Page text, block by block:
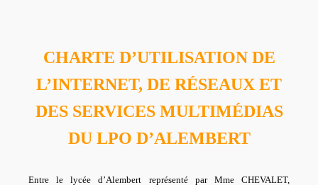
CHARTE D’UTILISATION DE
L’INTERNET, DE RÉSEAUX ET
DES SERVICES MULTIMÉDIAS
DU LPO D’ALEMBERT
Entre le lycée d’Alembert représenté par Mme CHEVALET,